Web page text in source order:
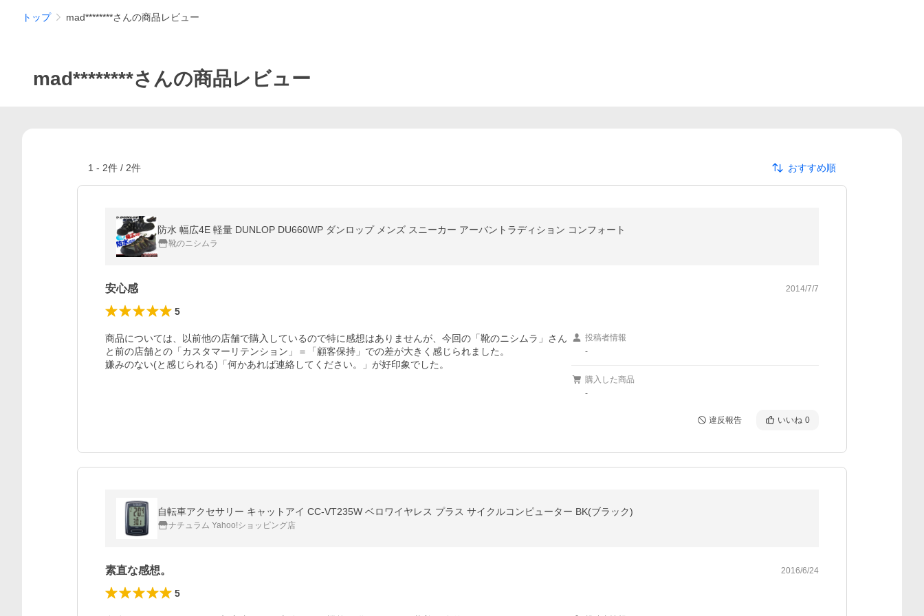
トップ mad********さんの商品レビュー
mad********さんの商品レビュー
1 - 2件 / 2件 おすすめ順
防水 幅広4E 軽量 DUNLOP DU660WP ダンロップ メンズ スニーカー アーバントラディション コンフォート
靴のニシムラ
安心感 2014/7/7
5
商品については、以前他の店舗で購入しているので特に感想はありませんが、今回の「靴のニシムラ」さん
と前の店舗との「カスタマーリテンション」＝「顧客保持」での差が大きく感じられました。
嫌みのない(と感じられる)「何かあれば連絡してください。」が好印象でした。
投稿者情報
-
購入した商品
-
違反報告 いいね 0
自転車アクセサリー キャットアイ CC-VT235W ベロワイヤレス プラス サイクルコンピューター BK(ブラック)
ナチュラム Yahoo!ショッピング店
素直な感想。 2016/6/24
5